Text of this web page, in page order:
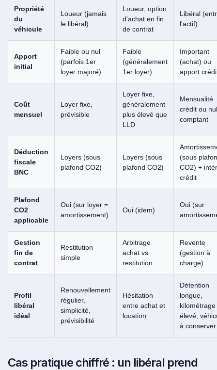
Propriété
du
véhicule
Loueur (jamais
le libéral)
Loueur, option
d'achat en fin
de contrat
Libéral
l'actif)
Apport
initial
Faible ou nul
(parfois 1er
loyer majoré)
Faible
(généralement
1er loyer)
Important
(achat) ou
apport
Coût
mensuel
Loyer fixe,
prévisible
Loyer fixe,
généralement
plus élevé que
LLD
Mensualité
crédit ou
comptant
Déduction
fiscale
BNC
Loyers (sous
plafond CO2)
Loyers (sous
plafond CO2)
(sous
CO2) +
crédit
Plafond
CO2
applicable
Oui (sur loyer =
amortissement)
Oui (idem)
Oui (sur
Gestion
fin de
contrat
Restitution
simple
Arbitrage
achat vs
restitution
Revente
(gestion à
charge)
Profil
libéral
idéal
Renouvellement
régulier,
simplicité,
prévisibilité
Hésitation
entre achat et
location
Détention
longue,
kilométrage
élevé,
à conserver
Cas pratique chiffré : un libéral prend